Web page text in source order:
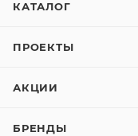
КАТАЛОГ
ПРОЕКТЫ
АКЦИИ
БРЕНДЫ